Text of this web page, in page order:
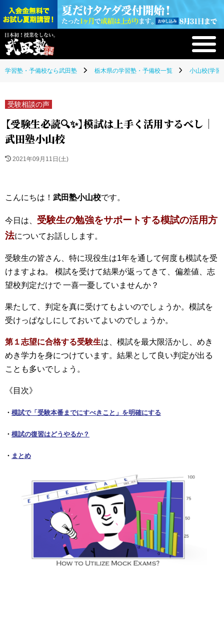
学習塾・予備校なら武田塾 栃木県の学習塾・予備校一覧 小山校(学習
受験相談の声
【受験生必読🔍✨】模試は上手く活用するべし｜
武田塾小山校
2021年09月11日(土)
こんにちは！ 武田塾小山校です。
今日は、 受験生の勉強をサポートする模試の活用方
法についてお話しします。
受験生の皆さん、特に現役生は1年を通して何度も模試を受
けますよね。 模試を受けて結果が返ってきて、偏差値、志
望校判定だけで 一喜一憂していませんか？
果たして、判定を真に受けてもよいのでしょうか。模試を
受けっぱなしにしておいてよいのでしょうか。
第１志望に合格する受験生は、模試を最大限活かし、めき
めき学力を身につけています。結果として良い判定が出る
ことも多いでしょう。
《目次》
・ 模試で「受験本番までにすべきこと」を明確にする
・ 模試の復習はどうやるか？
・ まとめ